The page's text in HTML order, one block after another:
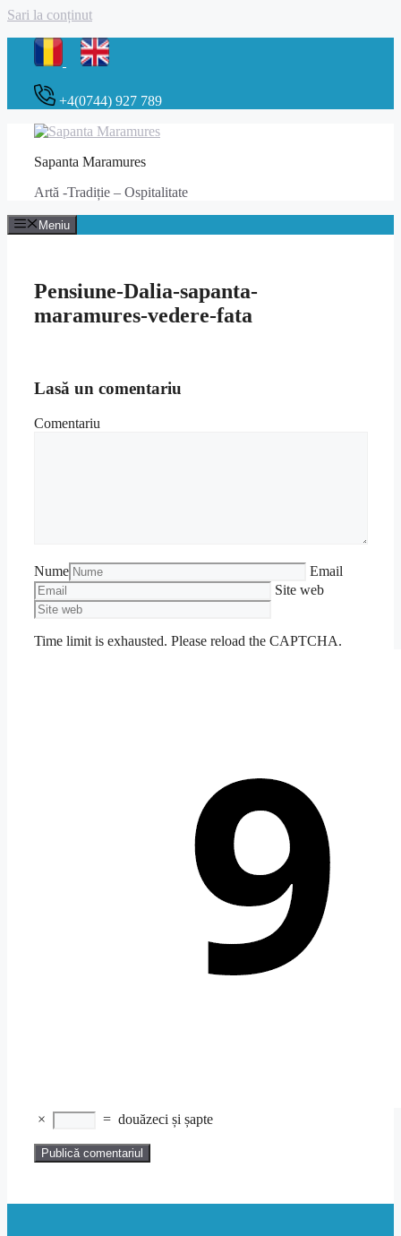
Sari la conținut
+4(0744) 927 789
Sapanta Maramures
Artă -Tradiție – Ospitalitate
Meniu
Pensiune-Dalia-sapanta-
maramures-vedere-fata
Lasă un comentariu
Comentariu
Nume
Email
Site web
Time limit is exhausted. Please reload the CAPTCHA.
× = douăzeci și șapte